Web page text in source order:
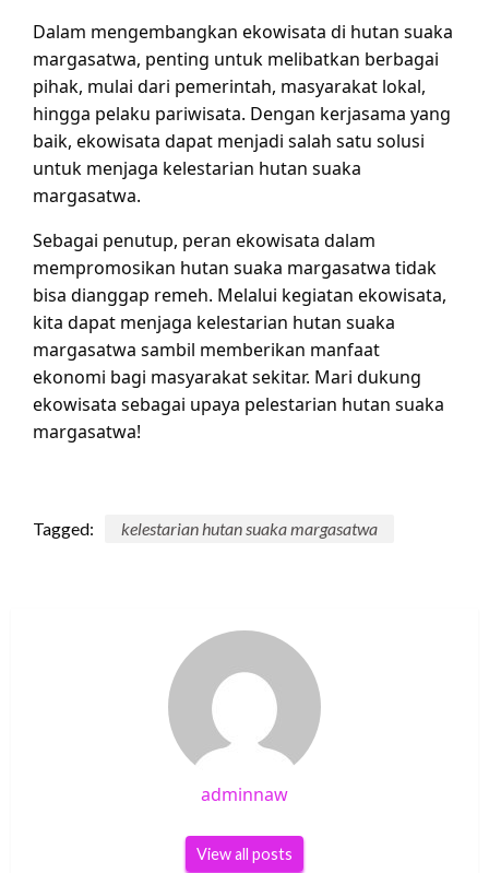
Dalam mengembangkan ekowisata di hutan suaka
margasatwa, penting untuk melibatkan berbagai
pihak, mulai dari pemerintah, masyarakat lokal,
hingga pelaku pariwisata. Dengan kerjasama yang
baik, ekowisata dapat menjadi salah satu solusi
untuk menjaga kelestarian hutan suaka
margasatwa.
Sebagai penutup, peran ekowisata dalam
mempromosikan hutan suaka margasatwa tidak
bisa dianggap remeh. Melalui kegiatan ekowisata,
kita dapat menjaga kelestarian hutan suaka
margasatwa sambil memberikan manfaat
ekonomi bagi masyarakat sekitar. Mari dukung
ekowisata sebagai upaya pelestarian hutan suaka
margasatwa!
Tagged: kelestarian hutan suaka margasatwa
adminnaw
View all posts